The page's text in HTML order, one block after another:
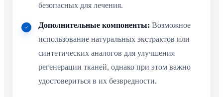
безопасных для лечения.
Дополнительные компоненты: Возможное
использование натуральных экстрактов или
синтетических аналогов для улучшения
регенерации тканей, однако при этом важно
удостовериться в их безвредности.